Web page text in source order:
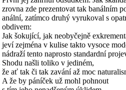
zrovna zde prezentovat tak banálním
anální, zatímco druhý vyrukoval s
obdivem:
Jak šokující, jak neobyčejně
jeví zejména v kulise takto vysoce
nádraží tento naprosto standardní
Shodu našli toliko v jediném,
že ať tak či tak zavání až moc
A že by páníček už mohl pohnout